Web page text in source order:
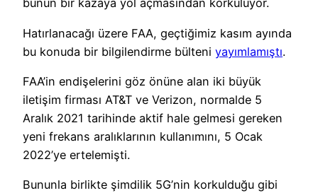
bunun bir kazaya yol açmasından korkuluyor.
Hatırlanacağı üzere FAA, geçtiğimiz kasım ayında
bu konuda bir bilgilendirme bülteni yayımlamıştı.
FAA’in endişelerini göz önüne alan iki büyük
iletişim firması AT&T ve Verizon, normalde 5
Aralık 2021 tarihinde aktif hale gelmesi gereken
yeni frekans aralıklarının kullanımını, 5 Ocak
2022’ye ertelemişti.
Bununla birlikte şimdilik 5G’nin korkulduğu gibi